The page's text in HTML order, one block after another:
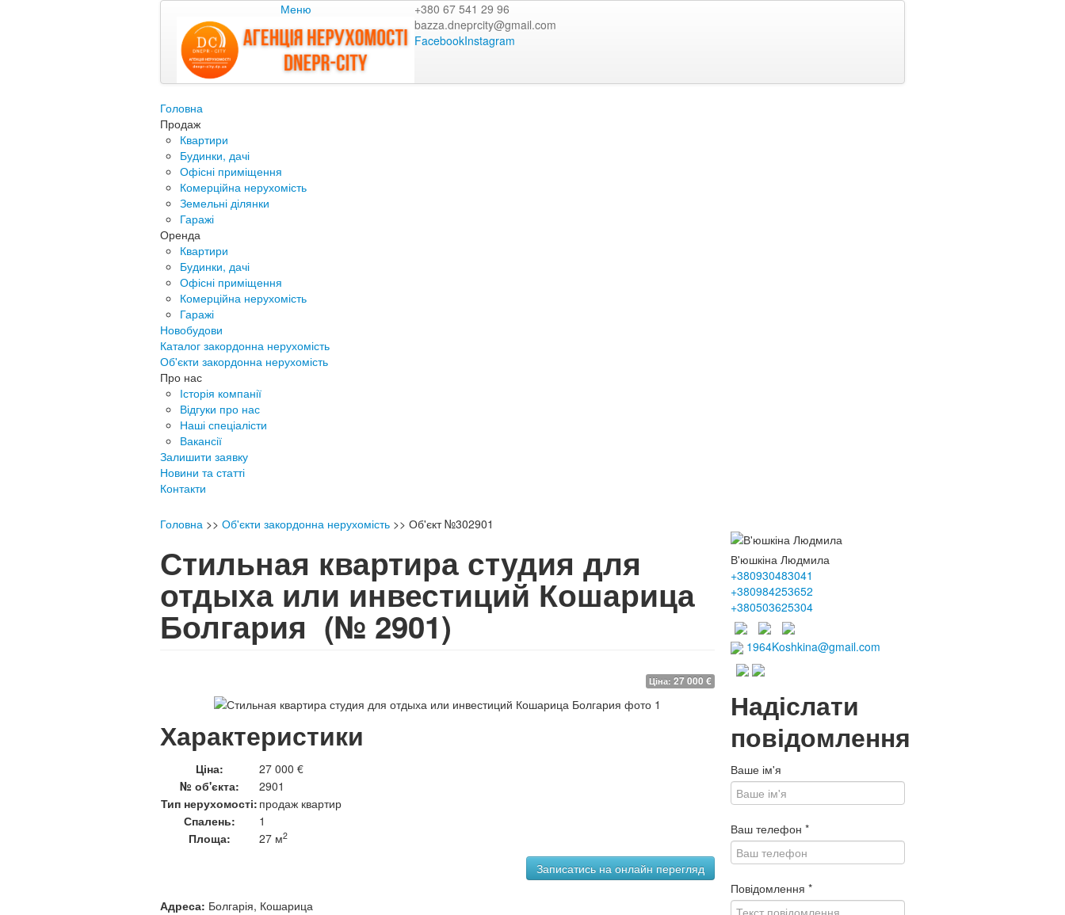
Меню
+380 67 541 29 96
bazza.dneprcity@gmail.com
FacebookInstagram
Головна
Продаж
Квартири
Будинки, дачі
Офісні приміщення
Комерційна нерухомість
Земельні ділянки
Гаражі
Оренда
Квартири
Будинки, дачі
Офісні приміщення
Комерційна нерухомість
Гаражі
Новобудови
Каталог закордонна нерухомість
Об'єкти закордонна нерухомість
Про нас
Історія компанії
Відгуки про нас
Наші спеціалісти
Вакансії
Залишити заявку
Новини та статті
Контакти
Головна >> Об'єкти закордонна нерухомість >> Об'єкт №302901
Стильная квартира студия для
отдыха или инвестиций Кошарица
Болгария (№ 2901)
Ціна: 27 000 €
Характеристики
Ціна:
27 000 €
№ об'єкта:
2901
Тип нерухомості: продаж квартир
Спалень:
1
Площа:
27 м2
Адреса: Болгарія, Кошарица
В'юшкіна Людмила
+380930483041
+380984253652
+380503625304
1964Koshkina@gmail.com
Надіслати
повідомлення
Ваше ім'я
Ваш телефон *
Повідомлення *